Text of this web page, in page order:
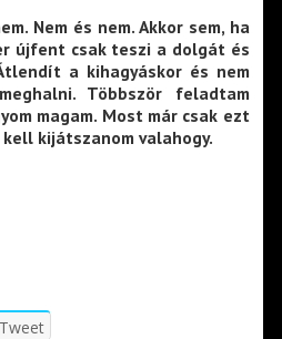
Nem és nem. Akkor sem, ha
újfent csak teszi a dolgát és
a kihagyáskor és nem
Többször feladtam
magam. Most már csak ezt
kijátszanom valahogy.
Tweet